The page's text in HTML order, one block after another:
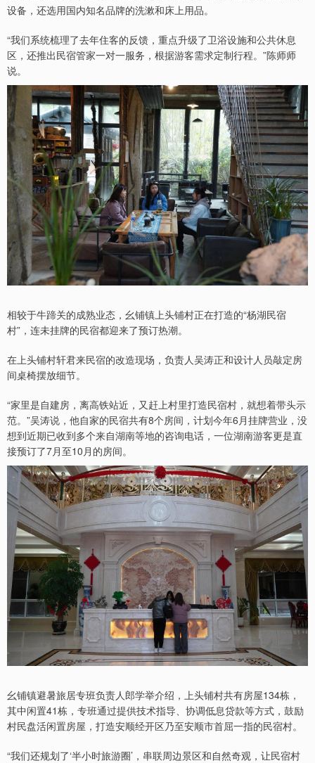
设备，还选用国内知名品牌的洗漱和床上用品。
“我们系统梳理了去年住客的反馈，重点升级了卫浴设施和公共休息
区，还推出民宿管家一对一服务，根据游客需求定制行程。”陈师师
说。
相较于牛蹄关的成熟业态，幺铺镇上头铺村正在打造的“杨湖民宿
村”，连未挂牌的民宿都迎来了预订热潮。
在上头铺村轩君来民宿的改造现场，负责人吴涛正和设计人员敲定房
间桌椅摆放细节。
“家里是自建房，离高铁站近，又赶上村里打造民宿村，就想着带头示
范。”吴涛说，他自家的民宿共有8个房间，计划今年6月挂牌营业，没
想到近期已收到多个来自湖南等地的咨询电话，一位湖南游客更是直
接预订了7月至10月的房间。
幺铺镇避暑旅居专班负责人郎学举介绍，上头铺村共有房屋134栋，
其中闲置41栋，专班通过提供技术指导、协调低息贷款等方式，鼓励
村民盘活闲置房屋，打造安顺经开区乃至安顺市首屈一指的民宿村。
“我们还规划了‘半小时旅游圈’，串联周边景区和自然奇观，让民宿村